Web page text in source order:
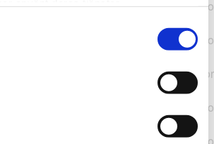
_next/static/chunks/
_next/static/chunks/
_next/static/chunks/
at uI
_next/static/chunks/
at uE
_next/static/chunks/